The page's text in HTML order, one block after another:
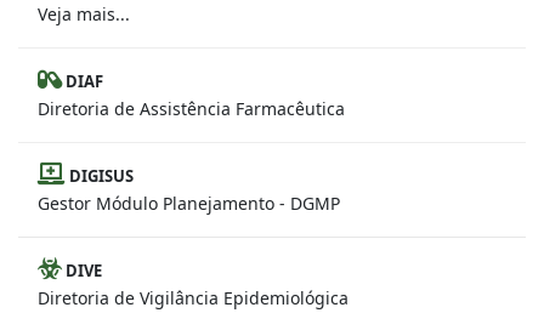
Veja mais...
DIAF
Diretoria de Assistência Farmacêutica
DIGISUS
Gestor Módulo Planejamento - DGMP
DIVE
Diretoria de Vigilância Epidemiológica